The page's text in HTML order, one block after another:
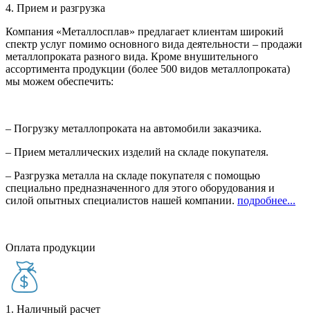
4. Прием и разгрузка
Компания «Металлосплав» предлагает клиентам широкий
спектр услуг помимо основного вида деятельности – продажи
металлопроката разного вида. Кроме внушительного
ассортимента продукции (более 500 видов металлопроката)
мы можем обеспечить:
– Погрузку металлопроката на автомобили заказчика.
– Прием металлических изделий на складе покупателя.
– Разгрузка металла на складе покупателя с помощью
специально предназначенного для этого оборудования и
силой опытных специалистов нашей компании. подробнее...
Оплата продукции
1. Наличный расчет